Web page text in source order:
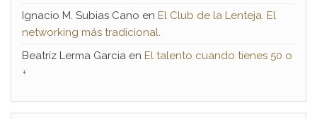
Ignacio M. Subias Cano en El Club de la Lenteja. El
networking más tradicional.
Beatríz Lerma Garcia en El talento cuando tienes 50 o
+